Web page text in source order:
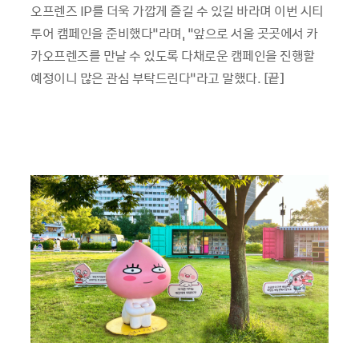
오프렌즈 IP를 더욱 가깝게 즐길 수 있길 바라며 이번 시티
투어 캠페인을 준비했다”라며, “앞으로 서울 곳곳에서 카
카오프렌즈를 만날 수 있도록 다채로운 캠페인을 진행할
예정이니 많은 관심 부탁드린다”라고 말했다. [끝]